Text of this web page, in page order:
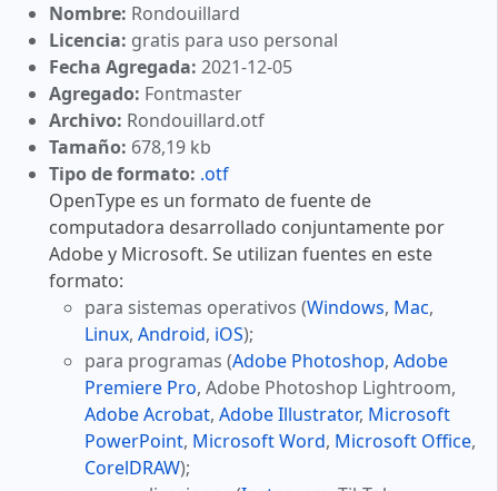
Nombre: Rondouillard
Licencia: gratis para uso personal
Fecha Agregada: 2021-12-05
Agregado: Fontmaster
Archivo: Rondouillard.otf
Tamaño: 678,19 kb
Tipo de formato: .otf
OpenType es un formato de fuente de
computadora desarrollado conjuntamente por
Adobe y Microsoft. Se utilizan fuentes en este
formato:
para sistemas operativos (Windows, Mac,
Linux, Android, iOS);
para programas (Adobe Photoshop, Adobe
Premiere Pro, Adobe Photoshop Lightroom,
Adobe Acrobat, Adobe Illustrator, Microsoft
PowerPoint, Microsoft Word, Microsoft Office,
CorelDRAW);